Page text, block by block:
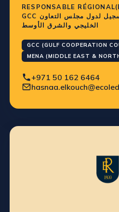
RESPONSABLE
GCC ممثل مكتب شؤون التسجيل لدول مجلس التعاون
الخليجي والشرق الأوسط
GCC (GULF COOPERATION
MENA (MIDDLE EAST &
+971 50 162 6464